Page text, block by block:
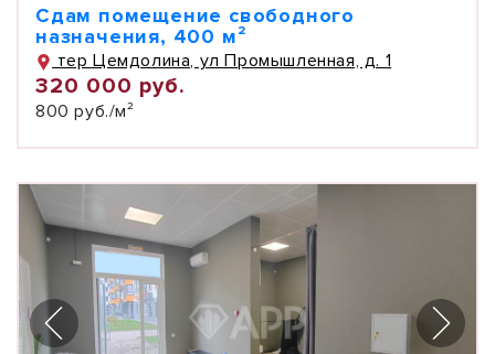
Сдам помещение свободного
назначения, 400 м²
тер Цемдолина, ул Промышленная, д. 1
320 000 руб.
800 руб./м²